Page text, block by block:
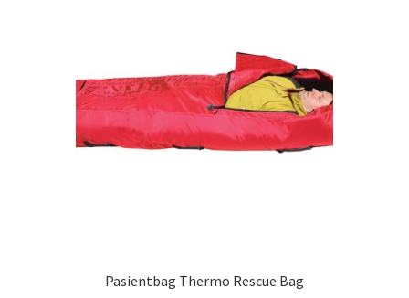
Pasientbag Thermo Rescue Bag